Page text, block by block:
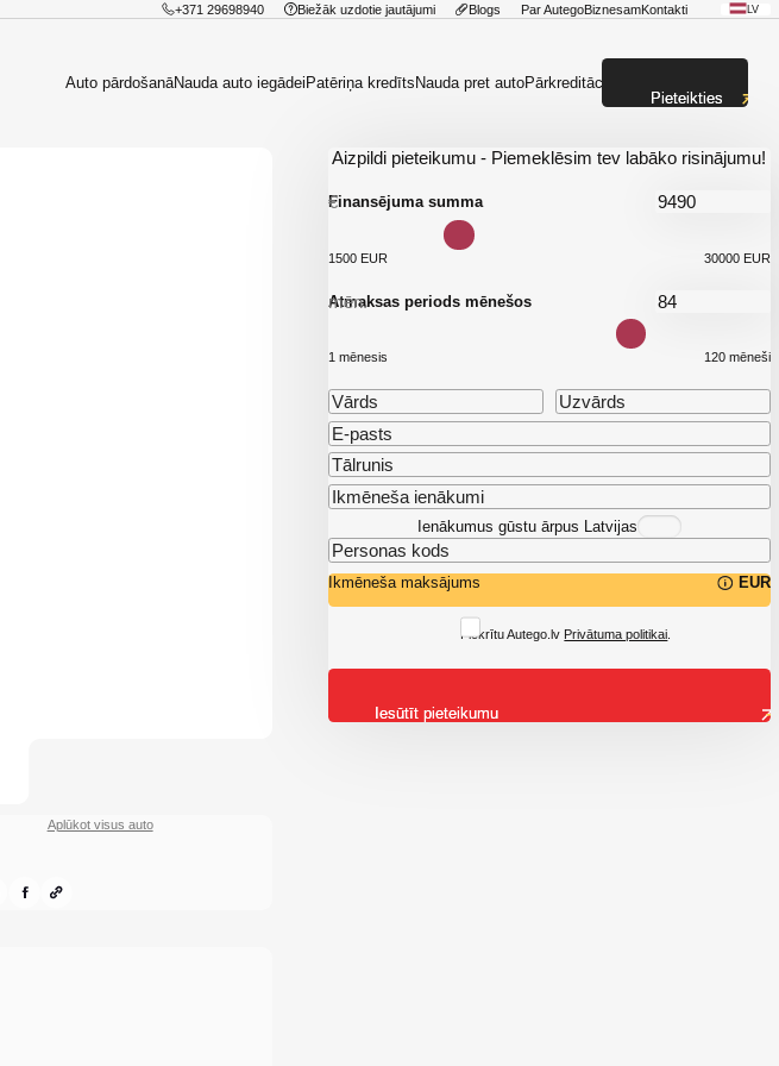
+371 29698940 Biežāk uzdotie jautājumi Blogs Par AutegoBiznesamKontakti LV
Auto pārdošanāNauda auto iegādeiPatēriņa kredītsNauda pret autoPārkreditācija
Aplūkot visus auto
Aizpildi pieteikumu - Piemeklēsim tev labāko risinājumu!
Finansējuma summa
€
1500 EUR 30000 EUR
Atmaksas periods mēnešos
mēn.
1 mēnesis 120 mēneši
Ienākumus gūstu ārpus Latvijas
Ikmēneša maksājums EUR
Piekrītu Autego.lv Privātuma politikai